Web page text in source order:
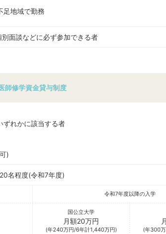
足地域で勤務
面談などに必ず参加できる者
師修学資金貸与制度
ずれかに該当する者
)
20名程度(令和7年度)
令和7年度以降の入学
国公立大学
月額20万円
(年240万円/6年計1,440万円) (年300